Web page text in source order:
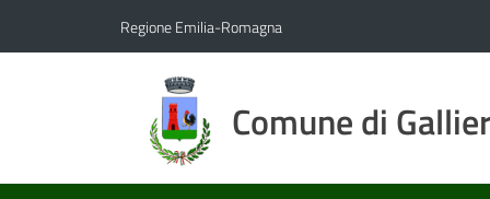
Regione Emilia-Romagna
Comune di